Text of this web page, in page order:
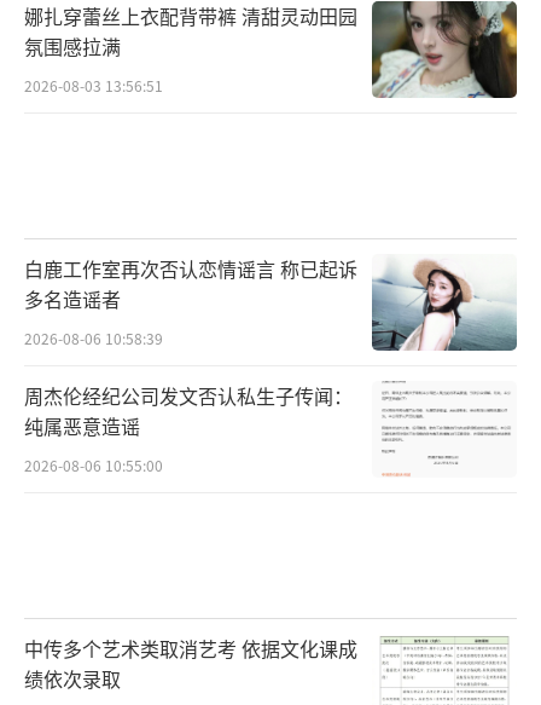
娜扎穿蕾丝上衣配背带裤 清甜灵动田园
氛围感拉满
2026-08-03 13:56:51
白鹿工作室再次否认恋情谣言 称已起诉
多名造谣者
2026-08-06 10:58:39
周杰伦经纪公司发文否认私生子传闻：
纯属恶意造谣
2026-08-06 10:55:00
中传多个艺术类取消艺考 依据文化课成
绩依次录取